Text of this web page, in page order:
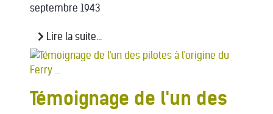
septembre 1943
Lire la suite...
Témoignage de l'un des